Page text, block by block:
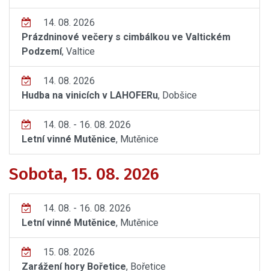
14. 08. 2026
Prázdninové večery s cimbálkou ve Valtickém
Podzemí, Valtice
14. 08. 2026
Hudba na vinicích v LAHOFERu, Dobšice
14. 08. - 16. 08. 2026
Letní vinné Mutěnice, Mutěnice
Sobota, 15. 08. 2026
14. 08. - 16. 08. 2026
Letní vinné Mutěnice, Mutěnice
15. 08. 2026
Zarážení hory Bořetice, Bořetice